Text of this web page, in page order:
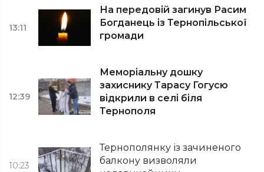
13:11
На передовій загинув Расим
Богданець із Тернопільської
громади
12:39
Меморіальну дошку
захиснику Тарасу Гогусю
відкрили в селі біля
Тернополя
10:23
Тернополянку із зачиненого
балкону визволяли